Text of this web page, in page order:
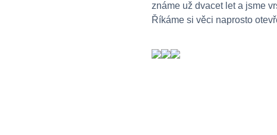
známe už dvacet let a jsme
Říkáme si věci naprosto